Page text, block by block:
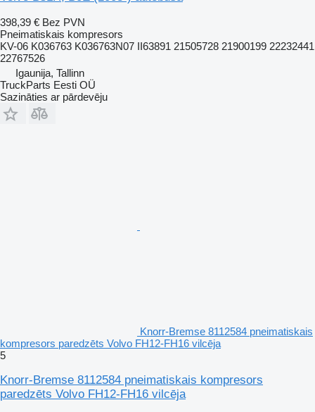
398,39 € Bez PVN
Pneimatiskais kompresors
KV-06 K036763 K036763N07 II63891 21505728 21900199 22232441
22767526
Igaunija, Tallinn
TruckParts Eesti OÜ
Sazināties ar pārdevēju
Knorr-Bremse 8112584 pneimatiskais
kompresors paredzēts Volvo FH12-FH16 vilcēja
5
Knorr-Bremse 8112584 pneimatiskais kompresors
paredzēts Volvo FH12-FH16 vilcēja